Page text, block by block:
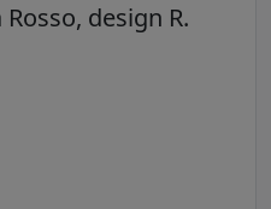
design R.